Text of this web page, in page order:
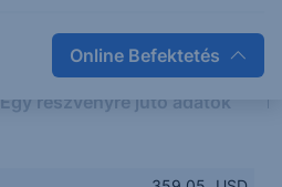
Online Befektetés
Egy részvényre jutó adatok